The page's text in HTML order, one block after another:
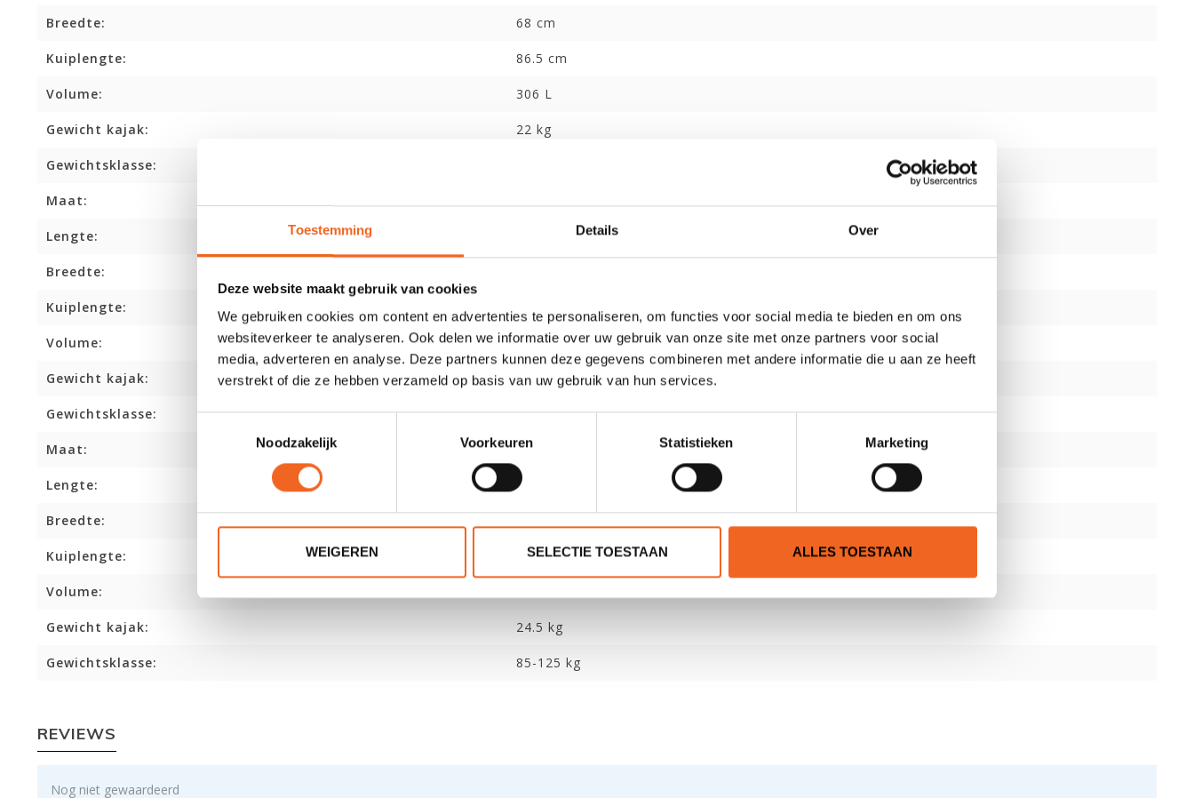
Toestemming Details Over
Deze website maakt gebruik van cookies
We gebruiken cookies om content en advertenties te personaliseren, om functies voor social media te bieden en om ons
websiteverkeer te analyseren. Ook delen we informatie over uw gebruik van onze site met onze partners voor social
media, adverteren en analyse. Deze partners kunnen deze gegevens combineren met andere informatie die u aan ze heeft
verstrekt of die ze hebben verzameld op basis van uw gebruik van hun services.
Noodzakelijk
Voorkeuren Statistieken Marketing
WEIGEREN SELECTIE TOESTAAN ALLES TOESTAAN
Breedte: 68 cm
Kuiplengte: 86.5 cm
Volume: 306 L
Gewicht kajak: 22 kg
Gewichtsklasse:
Maat:
Lengte:
Breedte:
Kuiplengte:
Volume: 325 L
Gewicht kajak: 23 kg
Gewichtsklasse: 70-95 kg
Maat: Pyranha ReactR L
Lengte: 276 cm
Breedte:
Kuiplengte: 91.5 cm
Volume:
Gewicht kajak: 24.5 kg
Gewichtsklasse: 85-125 kg
REVIEWS
Nog niet gewaardeerd